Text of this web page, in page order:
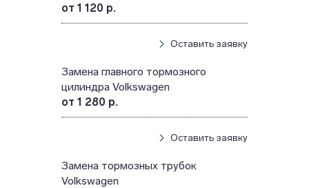
от 1 120 р.
Оставить заявку
Замена главного тормозного
цилиндра Volkswagen
от 1 280 р.
Оставить заявку
Замена тормозных трубок
Volkswagen